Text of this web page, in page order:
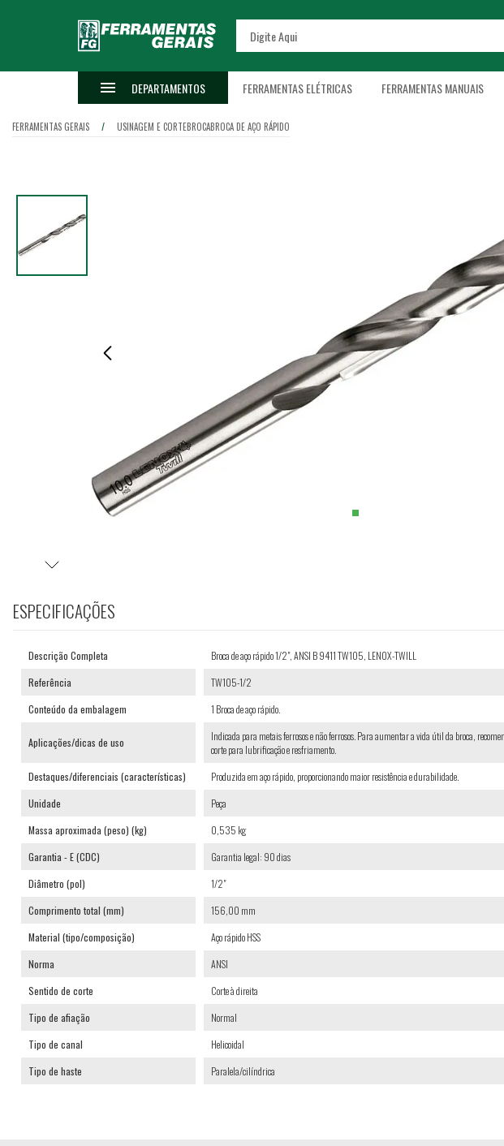
DEPARTAMENTOS FERRAMENTAS ELÉTRICAS FERRAMENTAS MANUAIS
FERRAMENTAS GERAIS USINAGEM E CORTEBROCABROCA DE AÇO RÁPIDO
ESPECIFICAÇÕES
Descrição Completa
Broca de aço rápido 1/2", ANSI B 9411 TW105, LENOX-TWILL
Referência
TW105-1/2
Conteúdo da embalagem
1 Broca de aço rápido.
Aplicações/dicas de uso
Indicada para metais ferrosos e não ferrosos. Para aumentar a vida útil da broca,
corte para lubrificação e resfriamento.
Destaques/diferenciais (características)
Produzida em aço rápido, proporcionando maior resistência e durabilidade.
Unidade
Peça
Massa aproximada (peso) (kg)
0,535 kg
Garantia - E (CDC)
Garantia legal: 90 dias
Diâmetro (pol)
1/2"
Comprimento total (mm)
156,00 mm
Material (tipo/composição)
Aço rápido HSS
Norma
ANSI
Sentido de corte
Corte à direita
Tipo de afiação
Normal
Tipo de canal
Helicoidal
Tipo de haste
Paralela/cilíndrica